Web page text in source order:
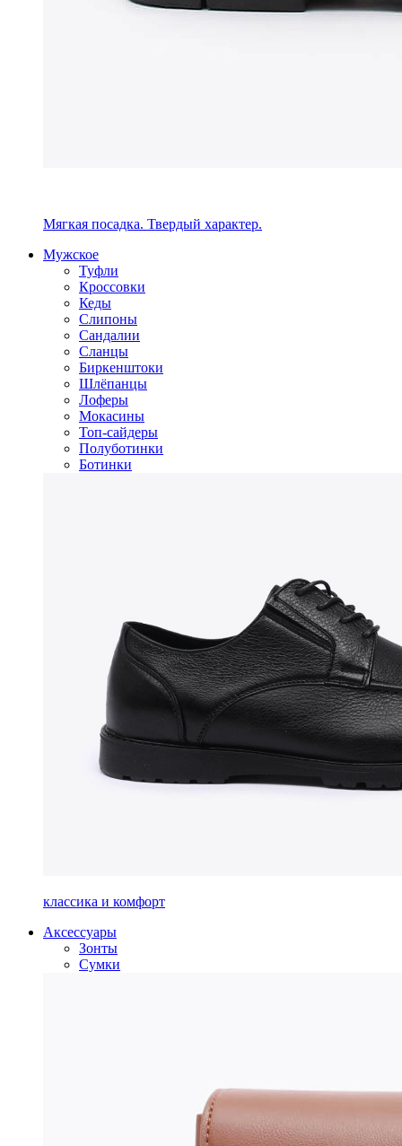
Мягкая посадка. Твердый характер.
Мужское
Туфли
Кроссовки
Кеды
Слипоны
Сандалии
Сланцы
Биркенштоки
Шлёпанцы
Лоферы
Мокасины
Топ-сайдеры
Полуботинки
Ботинки
классика и комфорт
Аксессуары
Зонты
Сумки